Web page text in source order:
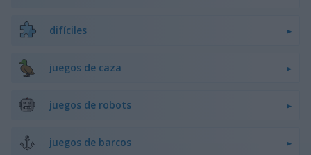
difíciles
juegos de caza
juegos de robots
juegos de barcos